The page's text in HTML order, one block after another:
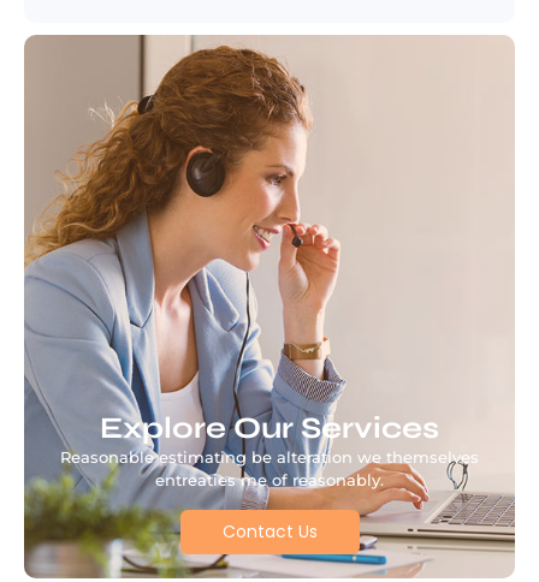
Explore Our Services
Reasonable estimating be alteration we themselves
entreaties me of reasonably.
Contact Us